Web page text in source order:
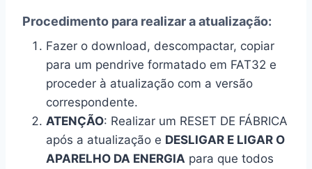
Procedimento para realizar a atualização:
Fazer o download, descompactar, copiar
para um pendrive formatado em FAT32 e
proceder à atualização com a versão
correspondente.
ATENÇÃO: Realizar um RESET DE FÁBRICA
após a atualização e DESLIGAR E LIGAR O
APARELHO DA ENERGIA para que todos